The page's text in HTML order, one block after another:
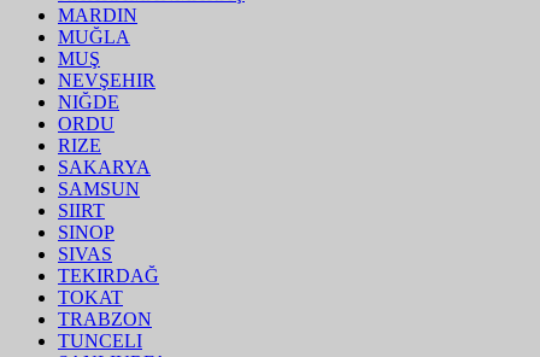
MARDIN
MUĞLA
MUŞ
NEVŞEHIR
NIĞDE
ORDU
RIZE
SAKARYA
SAMSUN
SIIRT
SINOP
SIVAS
TEKIRDAĞ
TOKAT
TRABZON
TUNCELI